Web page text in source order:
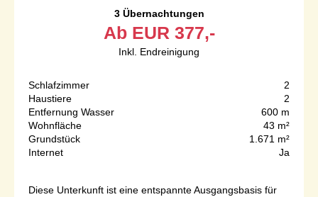
3 Übernachtungen
Ab EUR 377,-
Inkl. Endreinigung
Schlafzimmer
2
Haustiere
2
Entfernung Wasser
600 m
Wohnfläche
43 m²
Grundstück
1.671 m²
Internet
Ja
Diese Unterkunft ist eine entspannte Ausgangsbasis für